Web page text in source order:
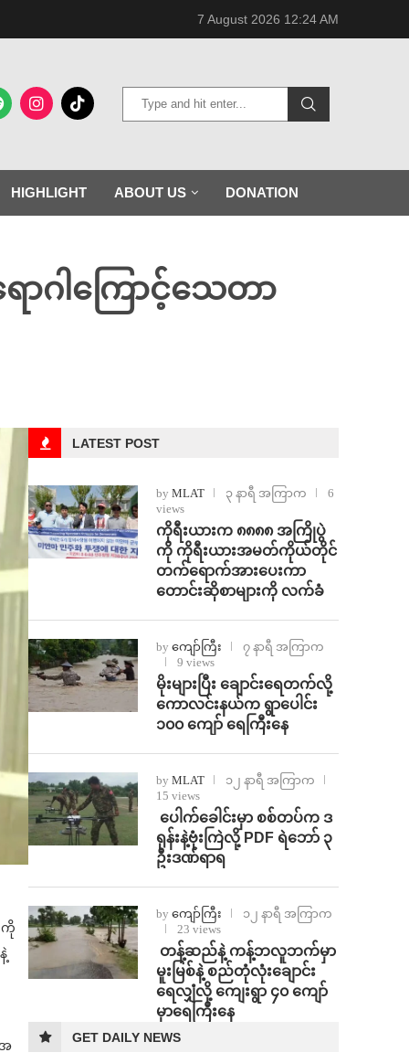
7 August 2026 12:24 AM
HIGHLIGHT ABOUT US DONATION
ဂါကြောင့်သေတာ
ကို
အ
LATEST POST
by MLAT ၃ နာရီ အကြာက
6
views
ကိုရီးယားက ၈၈၈၈ အကြိုပွဲ
ကို ကိုရီးယားအမတ်ကိုယ်တိုင်
တက်ရောက်အားပေးကာ
တောင်းဆိုစာများကို လက်ခံ
by ကျော်ကြီး
၇ နာရီ အကြာက
9 views
⁨မိုးများပြီး ချောင်းရေတက်လို့
ကောလင်းနယ်က ရွာပေါင်း
၁၀၀ ကျော် ရေကြီးနေ
by MLAT
၁၂ နာရီ အကြာက
15 views
⁩ ⁨ပေါက်ခေါင်းမှာ စစ်တပ်က ဒ
ရုန်းနဲ့ဗုံးကြဲလို့ PDF ရဲဘော် ၃
ဦးဒဏ်ရာရ
by ကျော်ကြီး
၁၂ နာရီ အကြာက
23 views
⁩ ⁨တန့်ဆည်နဲ့ ကန့်ဘလူဘက်မှာ
မူးမြစ်နဲ့ စည်တုံလုံးချောင်း
ရေလျှံလို့ ကျေးရွာ ၄၀ ကျော်
မှာရေကြီးနေ
GET DAILY NEWS